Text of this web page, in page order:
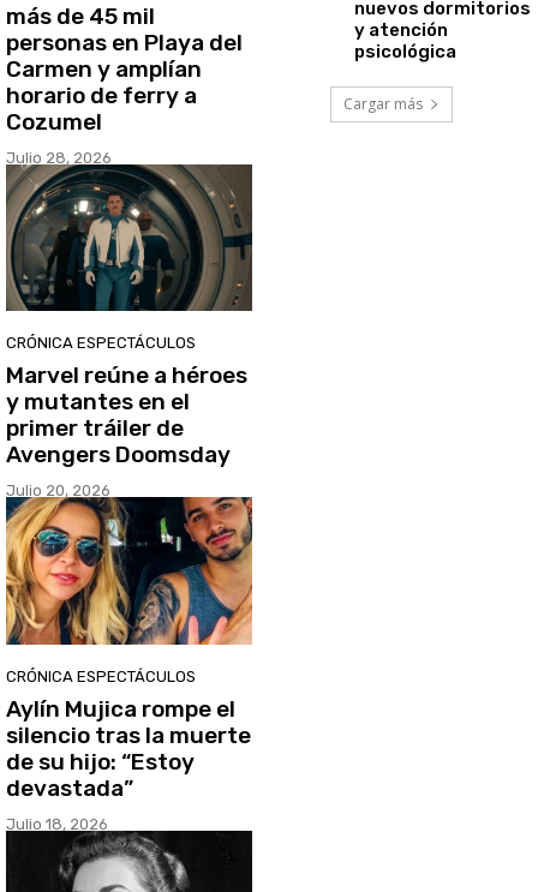
más de 45 mil
personas en Playa del
Carmen y amplían
horario de ferry a
Cozumel
Julio 28, 2026
CRÓNICA ESPECTÁCULOS
Marvel reúne a héroes
y mutantes en el
primer tráiler de
Avengers Doomsday
Julio 20, 2026
CRÓNICA ESPECTÁCULOS
Aylín Mujica rompe el
silencio tras la muerte
de su hijo: “Estoy
devastada”
Julio 18, 2026
nuevos dormitorios
y atención
psicológica
Cargar más